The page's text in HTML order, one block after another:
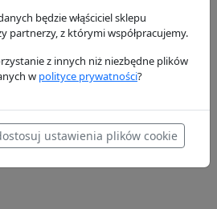
P781176
Donaldson
będzie włąściciel sklepu
partnerzy, z którymi współpracujemy.
z innych niż niezbędne plików
w polityce prywatności?
ustawienia plików cookie